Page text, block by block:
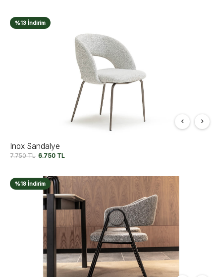
%13 İndirim
Inox Sandalye
7.750TL 6.750 TL
%18 İndirim